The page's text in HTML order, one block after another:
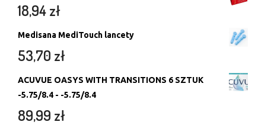
18,94zł
Medisana MediTouch lancety
53,70 zł
ACUVUE OASYS WITH TRANSITIONS 6 SZTUK
-5.75/8.4 - -5.75/8.4
89,99 zł